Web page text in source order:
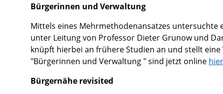
Bürgerinnen und Verwaltung
Mittels eines Mehrmethodenansatzes
unter Leitung von Professor Dieter Grunow und
knüpft hierbei an frühere Studien an und stellt
"Bürgerinnen und Verwaltung " sind jetzt online hier
Bürgernähe revisited